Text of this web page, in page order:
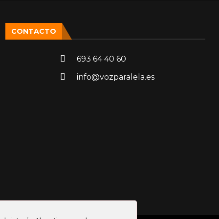
CONTACTO
693 64 40 60
info@vozparalela.es